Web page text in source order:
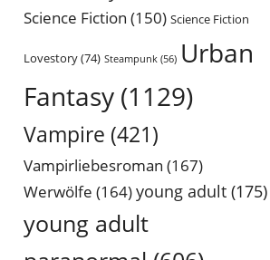
Science Fiction (150) Science Fiction
Lovestory(74) Steampunk (56) Urban
Fantasy (1129)
Vampire (421)
Vampirliebesroman (167)
Werwölfe (164)young adult (175)
young adult